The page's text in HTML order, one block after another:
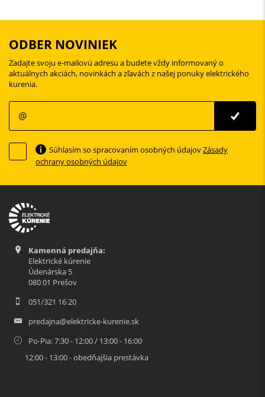
ODBER NOVINIEK
Zadajte svoju e-mailovú adresu a budete vždy informovaný o
aktuálnych akciách, novinkách a zľavách z našej ponuky elektrického
kurenia.
Súhlasím so spracovaním osobných údajovZásady
ochrany osobných údajov
Kamenná predajňa:
Elektrické kúrenie
Údenárska 5
080 01 Prešov
051/321 16 20
predajna@elektricke-kurenie.sk
Po-Pia: 7:30 - 12:00 / 13:00 - 16:00
12:00 - 13:00 - obedňajšia prestávka